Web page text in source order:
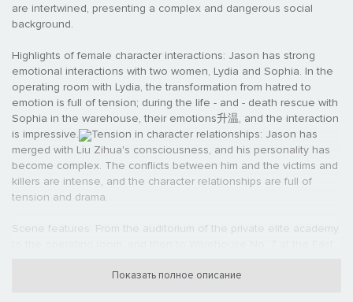
are intertwined, presenting a complex and dangerous social
background.
Highlights of female character interactions: Jason has strong
emotional interactions with two women, Lydia and Sophia. In the
operating room with Lydia, the transformation from hatred to
emotion is full of tension; during the life - and - death rescue with
Sophia in the warehouse, their emotions升温, and the interaction
is impressive.
Tension in character relationships: Jason has
merged with Liu Zihua's consciousness, and his personality has
become complex. The conflicts between him and the victims and
killers are intense, and the character relationships are full of
tension and drama.
Scene features: From the auditorium of the private elite academy
exciting plots, creating a strong sense of movie.
Показать полное описание